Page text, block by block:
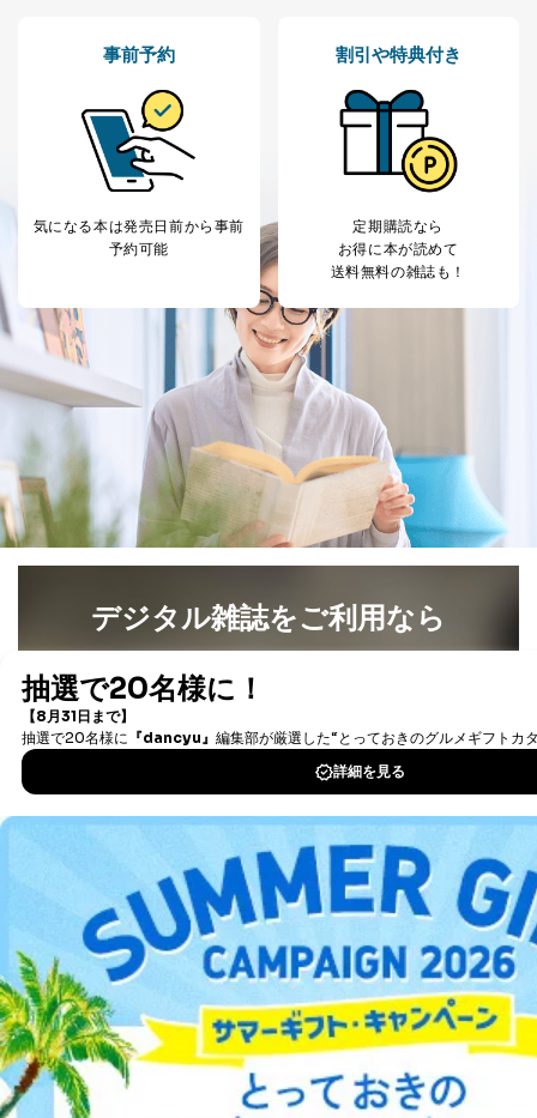
当社が取り扱う開示対象個人情報の利用目的は次のとお
No
個人情報の種類 利用目的
当社の定期購読サ
ービス等をご利用
ｅメール等による商品、サービ
のため
個人が特定できない形で取得した
閲覧履歴や購買履歴等の情報を分
析して、趣味・嗜好に
応じた新商品・サービスに関する
広告のため
2
当社にお問合わせ
いただいた方の個
お問い合わせ対応、トラブル対
処、オペレーター教育など応対品
質向上のため
当社カスタマーQ＆
Aサービス利用者
カスタマーQ＆Aサイトの投稿内容
の確認のため
ｅメール等によるカスタマーQ＆A
サイトのサービス内容のご案内の
ため
るご案内のため
採用応募者の方の
個人情報
採用選考、ご連絡のため
5
当社の従業者の個
人情報
め
パートナー（提携
企業）からの委託
提携企業及びお客様がご購入され
た商品の発売元企業からのｅメー
ル等による商品、
に関するご案内のため
SNS公式アカウン
トに登録された方
の個人情報
当社のサービス利用状況の把握お
よびその分析のため
お問い合わせ対応、トラブル対
処、オペレーター教育など応対品
質向上のため
その他当社のプライバシーポリシ
ー等にて公表する利用目的達成の
ため
※上記の利用目的のうちNo.1～5については保有個人デ
ータ（開示対象個人情報）の利用目的であり、下記4.の
開示等のご請求に対応させていただきます。
なお、6、7については、パートナー（提携企業）様又は
事前予約
気になる本は発売日前から事前
予約可能
割引や特典付き
定期購読なら
お得に本が読めて
送料無料の雑誌も！
デジタル雑誌をご利用なら
書籍）が無料で読み放題！
DOWNLOAD FOR IOS
DOWNLOAD FOR ANDROID
ご利用方法はこちら
総合案内
アフィリエイト 採用情報